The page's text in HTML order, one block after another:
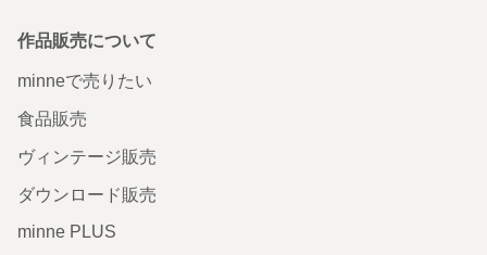
作品販売について
minneで売りたい
食品販売
ヴィンテージ販売
ダウンロード販売
minne PLUS